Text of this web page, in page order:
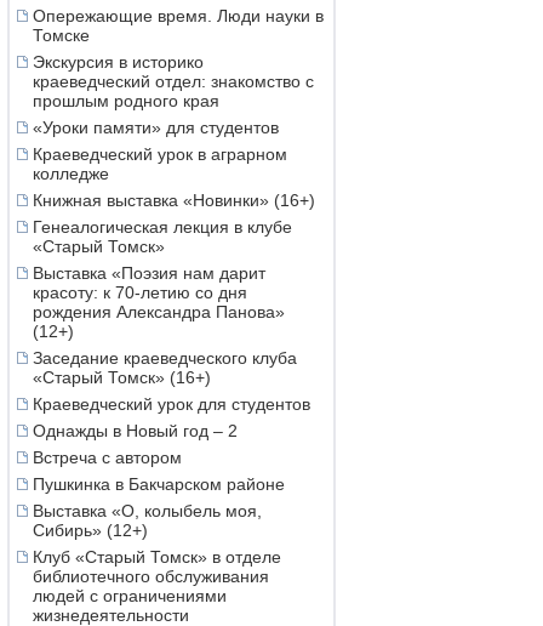
Опережающие время. Люди науки в
Томске
Экскурсия в историко
краеведческий отдел: знакомство с
прошлым родного края
«Уроки памяти» для студентов
Краеведческий урок в аграрном
колледже
Книжная выставка «Новинки» (16+)
Генеалогическая лекция в клубе
«Старый Томск»
Выставка «Поэзия нам дарит
красоту: к 70-летию со дня
рождения Александра Панова»
(12+)
Заседание краеведческого клуба
«Старый Томск» (16+)
Краеведческий урок для студентов
Однажды в Новый год – 2
Встреча с автором
Пушкинка в Бакчарском районе
Выставка «О, колыбель моя,
Сибирь» (12+)
Клуб «Старый Томск» в отделе
библиотечного обслуживания
людей с ограничениями
жизнедеятельности